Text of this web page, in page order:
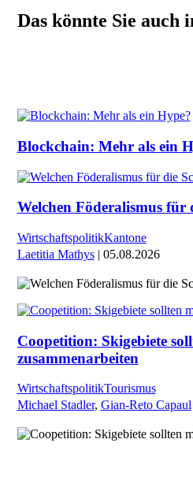
Das könnte Sie auch
Blockchain: Mehr als ein
Welchen Föderalismus für
WirtschaftspolitikKantone
Laetitia Mathys| 05.08.2026
Coopetition: Skigebiete
zusammenarbeiten
WirtschaftspolitikTourismus
Michael Stadler, Gian-Reto Capaul